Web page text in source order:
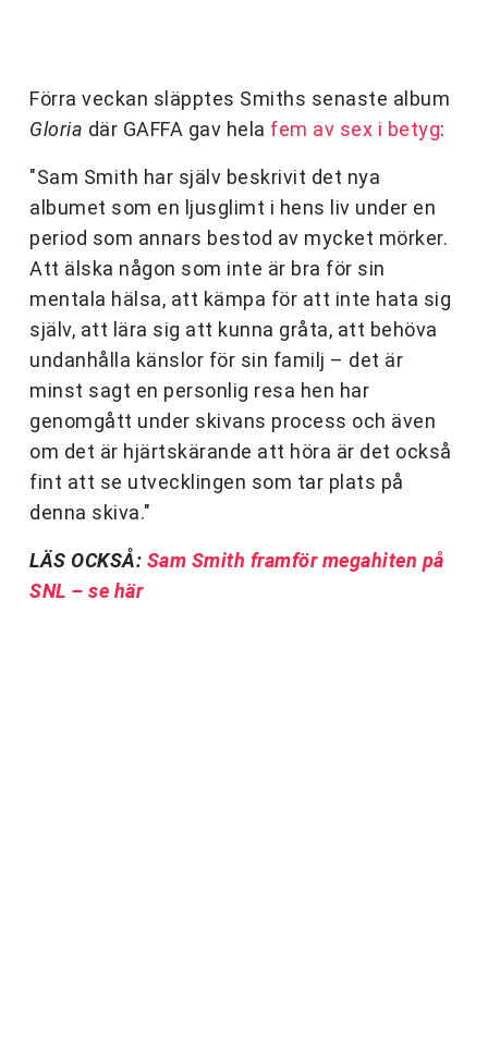
Förra veckan släpptes Smiths senaste album
Gloria där GAFFA gav hela fem av sex i betyg:
"Sam Smith har själv beskrivit det nya
albumet som en ljusglimt i hens liv under en
period som annars bestod av mycket mörker.
Att älska någon som inte är bra för sin
mentala hälsa, att kämpa för att inte hata sig
själv, att lära sig att kunna gråta, att behöva
undanhålla känslor för sin familj – det är
minst sagt en personlig resa hen har
genomgått under skivans process och även
om det är hjärtskärande att höra är det också
fint att se utvecklingen som tar plats på
denna skiva."
LÄS OCKSÅ: Sam Smith framför megahiten på
SNL – se här